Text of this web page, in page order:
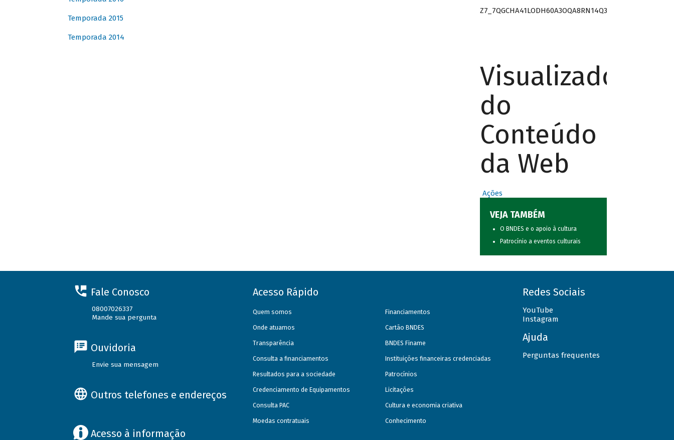
Temporada 2015
Temporada 2014
Z7_7QGCHA41LODH60A3OQA8RN14Q3
Visualizador
do
Conteúdo
da Web
Ações
VEJA TAMBÉM
O BNDES e o apoio à cultura
Patrocínio a eventos culturais
Fale Conosco
08007026337
Mande sua pergunta
Ouvidoria
Envie sua mensagem
Outros telefones e endereços
Acesso à informação
Acesso Rápido
Quem somos
Onde atuamos
Transparência
Consulta a financiamentos
Resultados para a sociedade
Credenciamento de Equipamentos
Consulta PAC
Moedas contratuais
Financiamentos
Cartão BNDES
BNDES Finame
Instituições financeiras credenciadas
Patrocínios
Licitações
Cultura e economia criativa
Conhecimento
Redes Sociais
YouTube
Instagram
Ajuda
Perguntas frequentes